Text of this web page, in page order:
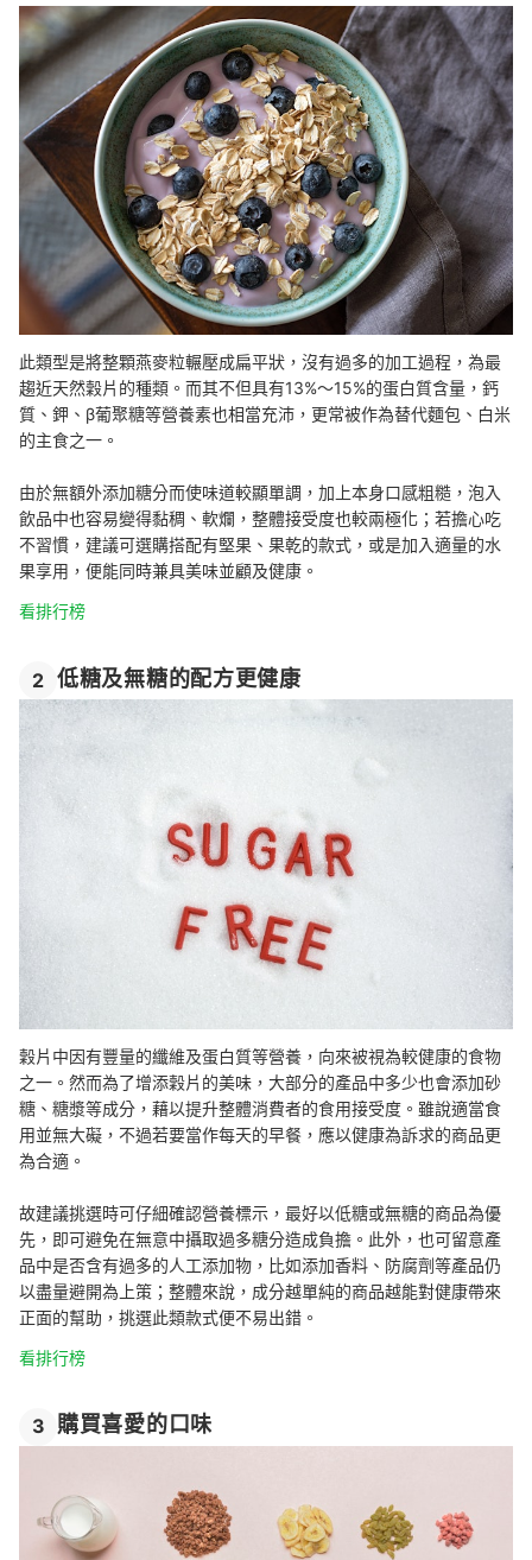
此類型是將整顆燕麥粒輾壓成扁平狀，沒有過多的加工過程，為最
趨近天然穀片的種類。而其不但具有13%～15%的蛋白質含量，鈣
質、鉀、β葡聚糖等營養素也相當充沛，更常被作為替代麵包、白米
的主食之一。
由於無額外添加糖分而使味道較顯單調，加上本身口感粗糙，泡入
飲品中也容易變得黏稠、軟爛，整體接受度也較兩極化；若擔心吃
不習慣，建議可選購搭配有堅果、果乾的款式，或是加入適量的水
果享用，便能同時兼具美味並顧及健康。
看排行榜
2 低糖及無糖的配方更健康
穀片中因有豐量的纖維及蛋白質等營養，向來被視為較健康的食物
之一。然而為了增添穀片的美味，大部分的產品中多少也會添加砂
糖、糖漿等成分，藉以提升整體消費者的食用接受度。雖說適當食
用並無大礙，不過若要當作每天的早餐，應以健康為訴求的商品更
為合適。
故建議挑選時可仔細確認營養標示，最好以低糖或無糖的商品為優
先，即可避免在無意中攝取過多糖分造成負擔。此外，也可留意產
品中是否含有過多的人工添加物，比如添加香料、防腐劑等產品仍
以盡量避開為上策；整體來說，成分越單純的商品越能對健康帶來
正面的幫助，挑選此類款式便不易出錯。
看排行榜
3 購買喜愛的口味